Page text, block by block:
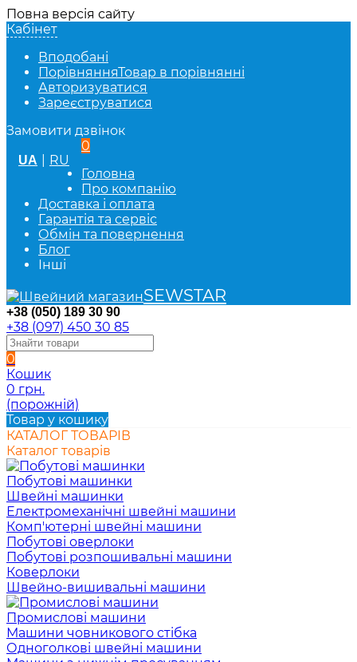
Повна версія сайту
Кабінет
Вподобані
ПорівнянняТовар в порівнянні
Авторизуватися
Зареєструватися
Замовити дзвінок
UA RU
0
Головна
Про компанію
Доставка і оплата
Гарантія та сервіс
Обмін та повернення
Блог
Інші
SEWSTAR
+38 (050) 189 30 90
+38 (097) 450 30 85
0
Кошик
0 грн.
(порожній)
Товар у кошику
КАТАЛОГ ТОВАРІВ
Каталог товарів
Побутові машинки
Швейні машинки
Електромеханічні швейні машини
Комп'ютерні швейні машини
Побутові оверлоки
Побутові розпошивальні машини
Коверлоки
Швейно-вишивальні машини
Промислові машини
Машини човникового стібка
Одноголкові швейні машини